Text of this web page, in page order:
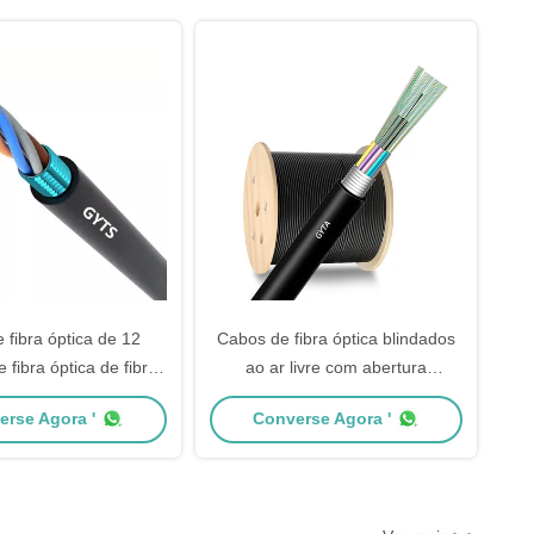
fibra óptica de 12
fibra óptica de fibra
para o exterior
G652D e fita de aço
Agora '
Cabos de fibra óptica blindados
ao ar livre com abertura
numérica 0.200±0.015NA, 12
núcleos e fio de aço
Converse Agora '